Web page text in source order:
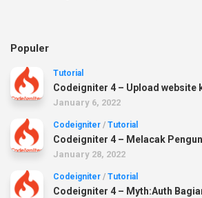
Populer
Tutorial
Codeigniter 4 – Upload website
January 6, 2022
Codeigniter / Tutorial
Codeigniter 4 – Melacak
January 28, 2022
Codeigniter / Tutorial
Codeigniter 4 – Myth:Auth